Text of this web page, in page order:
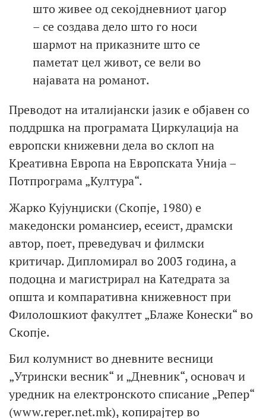
што живее од секојдневниот џагор
– се создава дело што го носи
шармот на приказните што се
паметат цел живот, се вели во
најавата на романот.
Преводот на италијански јазик е објавен со
поддршка на програмата Циркулација на
европски книжевни дела во склоп на
Креативна Европа на Европската Унија –
Потпрограма „Култура“.
Жарко Кујунџиски (Скопје, 1980) е
македонски романсиер, есеист, драмски
автор, поет, преведувач и филмски
критичар. Дипломирал во 2003 година, а
подоцна и магистрирал на Катедрата за
општа и компаративна книжевност при
Филолошкиот факултет „Блаже Конески“ во
Скопје.
Бил колумнист во дневните весници
„Утрински весник“ и „Дневник“, основач и
уредник на електронското списание „Репер“
(www.reper.net.mk), копирајтер во